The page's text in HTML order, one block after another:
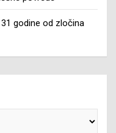
godine od zločina